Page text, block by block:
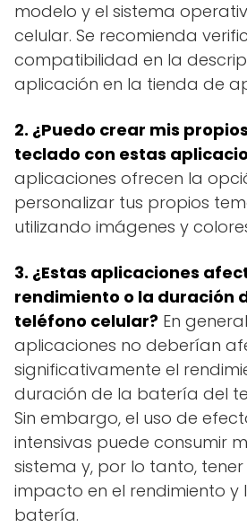
modelo y el sistema
celular. Se recomienda
compatibilidad en la
aplicación en la tienda de
2. ¿Puedo crear mis
teclado con estas
aplicaciones ofrecen la
personalizar tus propios
utilizando imágenes y
3. ¿Estas aplicaciones
rendimiento o la duración
teléfono celular? En
aplicaciones no deberían
significativamente el
duración de la batería del
Sin embargo, el uso de
intensivas puede consumir
sistema y, por lo tanto,
impacto en el rendimiento y
batería.